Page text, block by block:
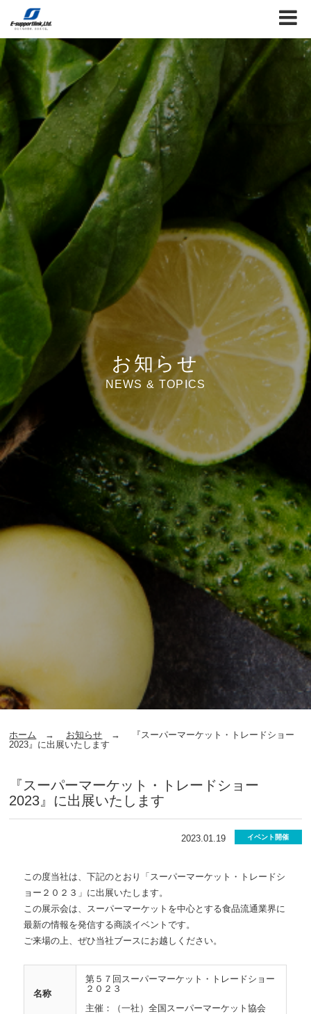
お知らせ
NEWS & TOPICS
ホーム お知らせ
『スーパーマーケット・トレードショー
2023』に出展いたします
『スーパーマーケット・トレードショー
2023』に出展いたします
2023.01.19 イベント開催
この度当社は、下記のとおり「スーパーマーケット・トレードシ
ョー２０２３」に出展いたします。
この展示会は、スーパーマーケットを中心とする食品流通業界に
最新の情報を発信する商談イベントです。
ご来場の上、ぜひ当社ブースにお越しください。
名称
第５７回スーパーマーケット・トレードショー
２０２３
主催：（一社）全国スーパーマーケット協会